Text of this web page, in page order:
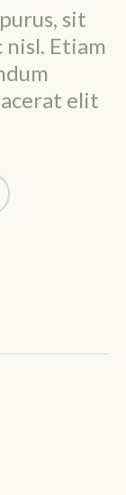
sit
nisl. Etiam
elit